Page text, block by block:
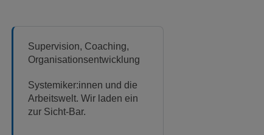
Supervision, Coaching,
Organisationsentwicklung
Systemiker:innen und die
Arbeitswelt. Wir laden ein
zur Sicht-Bar.